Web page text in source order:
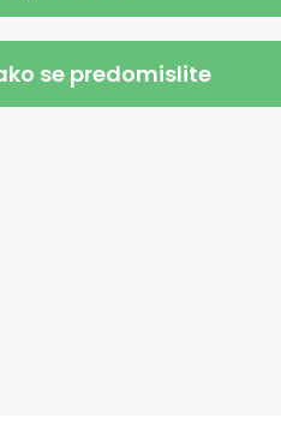
se predomislite